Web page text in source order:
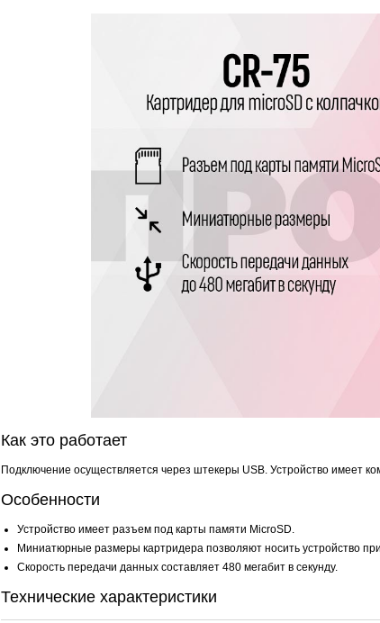
Как это работает
Подключение осуществляется через штекеры USB. Устройство имеет
Особенности
Устройство имеет разъем под карты памяти MicroSD.
Миниатюрные размеры картридера позволяют носить устройство
Скорость передачи данных составляет 480 мегабит в секунду.
Технические характеристики